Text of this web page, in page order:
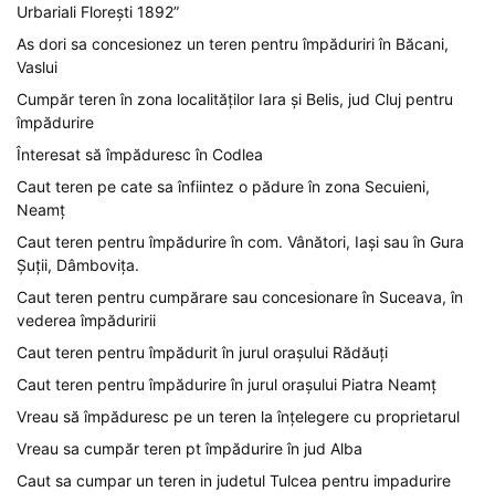
Urbariali Florești 1892”
As dori sa concesionez un teren pentru împăduriri în Băcani,
Vaslui
Cumpăr teren în zona localităților Iara și Belis, jud Cluj pentru
împădurire
Înteresat să împăduresc în Codlea
Caut teren pe cate sa înfiintez o pădure în zona Secuieni,
Neamț
Caut teren pentru împădurire în com. Vânători, Iași sau în Gura
Șuții, Dâmbovița.
Caut teren pentru cumpărare sau concesionare în Suceava, în
vederea împăduririi
Caut teren pentru împădurit în jurul orașului Rădăuți
Caut teren pentru împădurire în jurul orașului Piatra Neamț
Vreau să împăduresc pe un teren la înțelegere cu proprietarul
Vreau sa cumpăr teren pt împădurire în jud Alba
Caut sa cumpar un teren in judetul Tulcea pentru impadurire